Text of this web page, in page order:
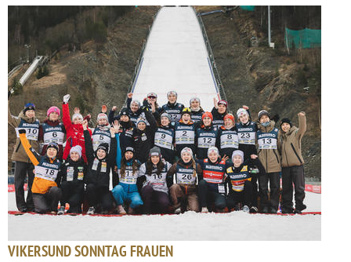
VIKERSUND SONNTAG FRAUEN